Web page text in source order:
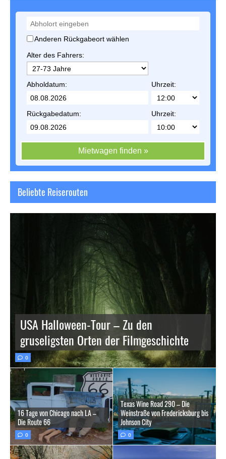
Anderen Rückgabeort wählen
Alter des Fahrers:
Abholdatum:
Rückgabedatum:
Uhrzeit:
Uhrzeit:
Mietwagen finden »
Beliebte Reiserouten
USA Halloween-Tour – Zu den
gruseligsten Orten der Filmgeschichte
0
16 Tage von Chicago nach LA –
Die Route 66
0
Texas Wine Road 290 – Die
Weinstraße von Fredericksburg bis
Johnson City
0